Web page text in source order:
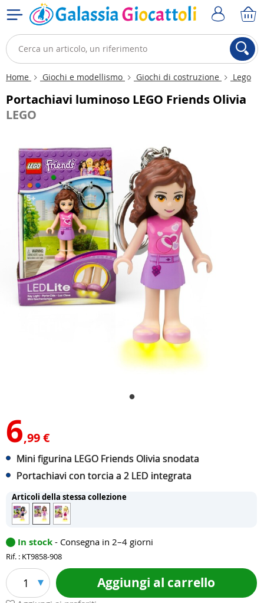
Home Giochi e modellismo Giochi di costruzione Lego
Portachiavi luminoso LEGO Friends Olivia
LEGO
6,99 €
Mini figurina LEGO Friends Olivia snodata
Portachiavi con torcia a 2 LED integrata
Articoli della stessa collezione
In stock - Consegna in 2–4 giorni
Rif. : KT9858-908
1 Aggiungi al carrello